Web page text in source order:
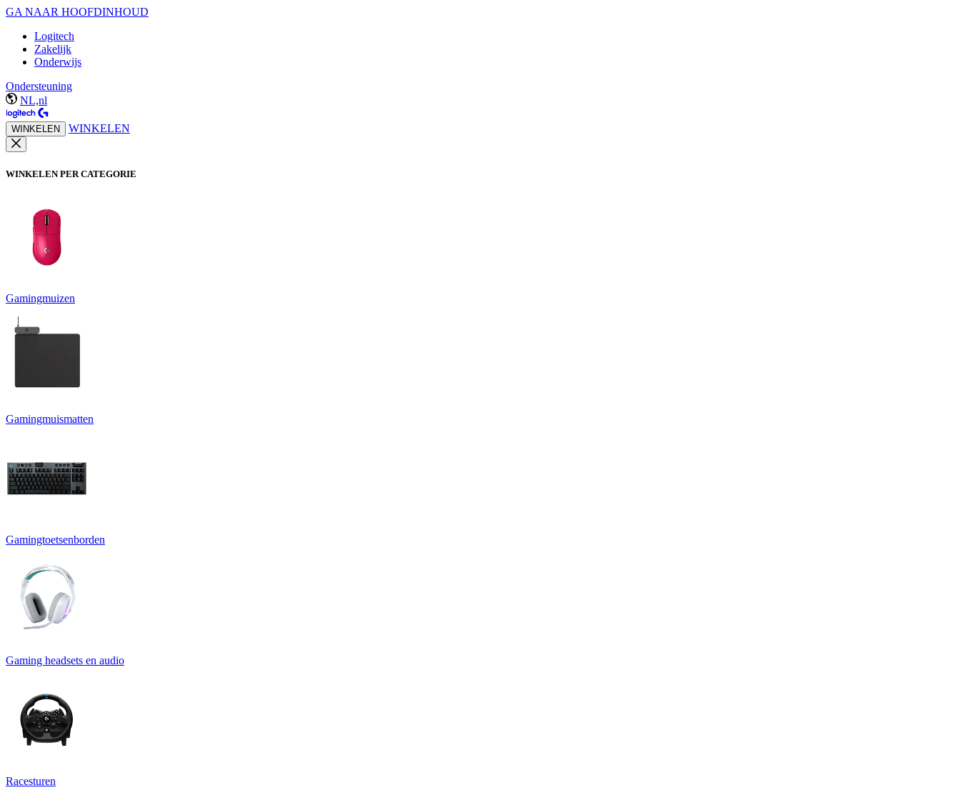
GA NAAR HOOFDINHOUD
Logitech
Zakelijk
Onderwijs
Ondersteuning
NL,nl
WINKELEN WINKELEN
WINKELEN PER CATEGORIE
Gamingmuizen
Gamingmuismatten
Gamingtoetsenborden
Gaming headsets en audio
Racesturen